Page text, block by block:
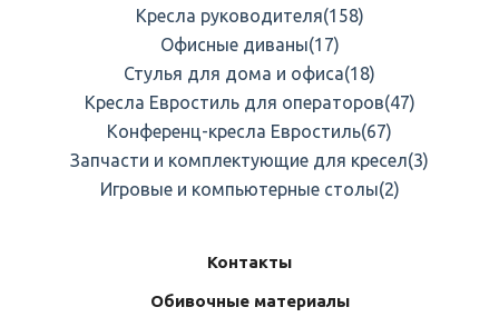
Кресла руководителя(158)
Офисные диваны(17)
Стулья для дома и офиса(18)
Кресла Евростиль для операторов(47)
Конференц-кресла Евростиль(67)
Запчасти и комплектующие для кресел(3)
Игровые и компьютерные столы(2)
Контакты
Обивочные материалы